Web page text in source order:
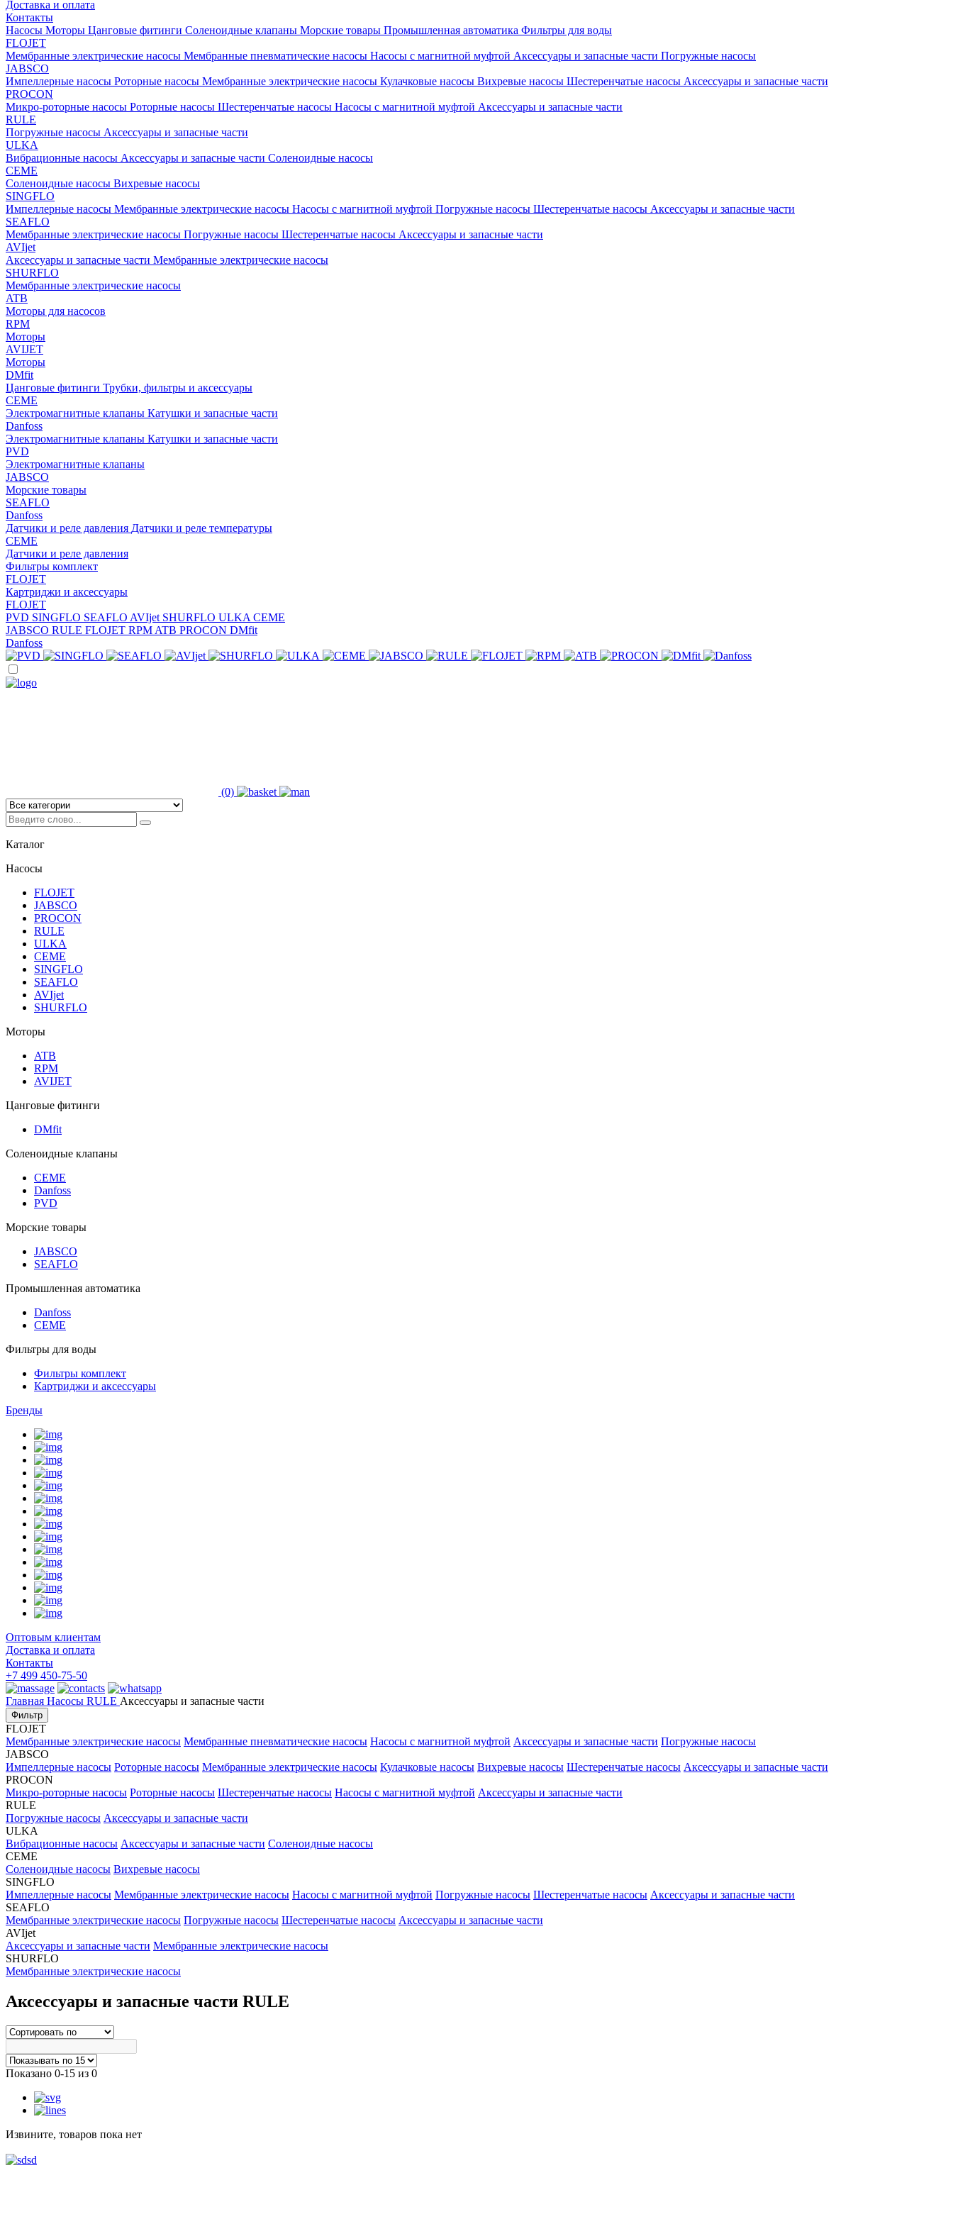
Доставка и оплата
Контакты
Насосы Моторы Цанговые фитинги Соленоидные клапаны Морские товары Промышленная автоматика Фильтры для воды
FLOJET
Мембранные электрические насосы Мембранные пневматические насосы Насосы с магнитной муфтой Аксессуары и запасные части Погружные насосы
JABSCO
Импеллерные насосы Роторные насосы Мембранные электрические насосы Кулачковые насосы Вихревые насосы Шестеренчатые насосы Аксессуары и запасные части
PROCON
Микро-роторные насосы Роторные насосы Шестеренчатые насосы Насосы с магнитной муфтой Аксессуары и запасные части
RULE
Погружные насосы Аксессуары и запасные части
ULKA
Вибрационные насосы Аксессуары и запасные части Соленоидные насосы
CEME
Соленоидные насосы Вихревые насосы
SINGFLO
Импеллерные насосы Мембранные электрические насосы Насосы с магнитной муфтой Погружные насосы Шестеренчатые насосы Аксессуары и запасные части
SEAFLO
Мембранные электрические насосы Погружные насосы Шестеренчатые насосы Аксессуары и запасные части
AVIjet
Аксессуары и запасные части Мембранные электрические насосы
SHURFLO
Мембранные электрические насосы
ATB
Моторы для насосов
RPM
Моторы
AVIJET
Моторы
DMfit
Цанговые фитинги Трубки, фильтры и аксессуары
CEME
Электромагнитные клапаны Катушки и запасные части
Danfoss
Электромагнитные клапаны Катушки и запасные части
PVD
Электромагнитные клапаны
JABSCO
Морские товары
SEAFLO
Danfoss
Датчики и реле давления Датчики и реле температуры
CEME
Датчики и реле давления
Фильтры комплект
FLOJET
Картриджи и аксессуары
FLOJET
PVD SINGFLO SEAFLO AVIjet SHURFLO ULKA CEME
JABSCO RULE FLOJET RPM ATB PROCON DMfit
Danfoss
(0)
Каталог
Насосы
FLOJET
JABSCO
PROCON
RULE
ULKA
CEME
SINGFLO
SEAFLO
AVIjet
SHURFLO
Моторы
ATB
RPM
AVIJET
Цанговые фитинги
DMfit
Соленоидные клапаны
CEME
Danfoss
PVD
Морские товары
JABSCO
SEAFLO
Промышленная автоматика
Danfoss
CEME
Фильтры для воды
Фильтры комплект
Картриджи и аксессуары
Бренды
Оптовым клиентам
Доставка и оплата
Контакты
+7 499 450-75-50
Главная Насосы RULE Аксессуары и запасные части
Фильтр
FLOJET
Мембранные электрические насосы Мембранные пневматические насосы Насосы с магнитной муфтой Аксессуары и запасные части Погружные насосы
JABSCO
Импеллерные насосы Роторные насосы Мембранные электрические насосы Кулачковые насосы Вихревые насосы Шестеренчатые насосы Аксессуары и запасные части
PROCON
Микро-роторные насосы Роторные насосы Шестеренчатые насосы Насосы с магнитной муфтой Аксессуары и запасные части
RULE
Погружные насосы Аксессуары и запасные части
ULKA
Вибрационные насосы Аксессуары и запасные части Соленоидные насосы
CEME
Соленоидные насосы Вихревые насосы
SINGFLO
Импеллерные насосы Мембранные электрические насосы Насосы с магнитной муфтой Погружные насосы Шестеренчатые насосы Аксессуары и запасные части
SEAFLO
Мембранные электрические насосы Погружные насосы Шестеренчатые насосы Аксессуары и запасные части
AVIjet
Аксессуары и запасные части Мембранные электрические насосы
SHURFLO
Мембранные электрические насосы
Аксессуары и запасные части RULE
Показано 0-15 из 0
Извините, товаров пока нет